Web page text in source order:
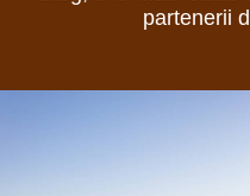
partenerii